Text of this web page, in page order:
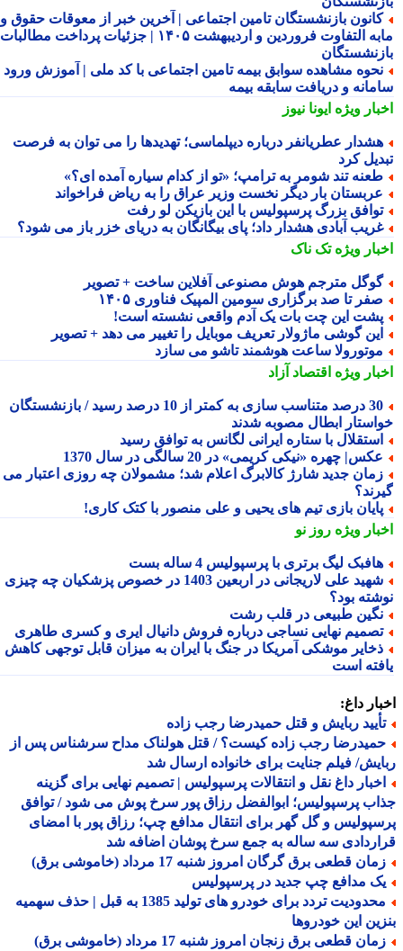
بازنشستگان تامین اجتماعی | آخرین خبر از معوقات حقوق و
مابه التفاوت فروردین و اردیبهشت ۱۴۰۵ | جزئیات پرداخت مطالبات
مشاهده سوابق بیمه تامین اجتماعی با کد ملی | آموزش ورود به
و دریافت سابقه بیمه
ویژهایونا نیوز
عطریانفر درباره دیپلماسی؛ تهدیدها را می توان به فرصت
کرد
تند شومر به ترامپ؛ «تو از کدام سیاره آمده ای؟»
بار دیگر نخست وزیر عراق را به ریاض فراخواند
بزرگ پرسپولیس با این بازیکن لو رفت
آبادی هشدار داد؛ پای بیگانگان به دریای خزر باز می شود؟
ویژهتک ناک
مترجم هوش مصنوعی آفلاین ساخت + تصویر
تا صد برگزاری سومین المپیک فناوری ۱۴۰۵
این چت بات یک آدم واقعی نشسته است!
گوشی ماژولار تعریف موبایل را تغییر می دهد + تصویر
ساعت هوشمند تاشو می سازد
ویژهاقتصاد آزاد
30 درصد متناسب سازی به کمتر از 10 درصد رسید / بازنشستگان
ابطال مصوبه شدند
با ستاره ایرانی لگانس به توافق رسید
چهره «نیکی کریمی» در 20 سالگی در سال 1370
جدید شارژ کالابرگ اعلام شد؛ مشمولان چه روزی اعتبار می
بازی تیم های یحیی و علی منصور با کتک کاری!
ویژهروز نو
لیگ برتری با پرسپولیس 4 ساله بست
شهید علی لاریجانی در اربعین 1403 در خصوص پزشکیان چه چیزی
بود؟
طبیعی در قلب رشت
نهایی نساجی درباره فروش دانیال ایری و کسری طاهری
موشکی آمریکا در جنگ با ایران به میزان قابل توجهی کاهش
است
داغ:
ربایش و قتل حمیدرضا رجب زاده
رجب زاده کیست؟ / قتل هولناک مداح سرشناس پس از
فیلم جنایت برای خانواده ارسال شد
داغ نقل و انتقالات پرسپولیس | تصمیم نهایی برای گزینه
پرسپولیس؛ ابوالفضل رزاق پور سرخ پوش می شود / توافق
و گل گهر برای انتقال مدافع چپ؛ رزاق پور با امضای
سه ساله به جمع سرخ پوشان اضافه شد
قطعی برق گرگان امروز شنبه 17 مرداد (خاموشی برق)
مدافع چپ جدید در پرسپولیس
محدودیت تردد برای خودرو های تولید 1385 به قبل | حذف سهمیه
این خودروها
قطعی برق زنجان امروز شنبه 17 مرداد (خاموشی برق)